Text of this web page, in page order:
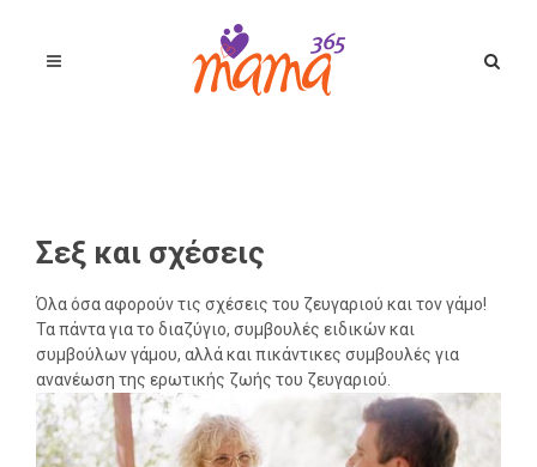
Σεξ και σχέσεις
Όλα όσα αφορούν τις σχέσεις του ζευγαριού και τον γάμο!
Τα πάντα για το διαζύγιο, συμβουλές ειδικών και
συμβούλων γάμου, αλλά και πικάντικες συμβουλές για
ανανέωση της ερωτικής ζωής του ζευγαριού.